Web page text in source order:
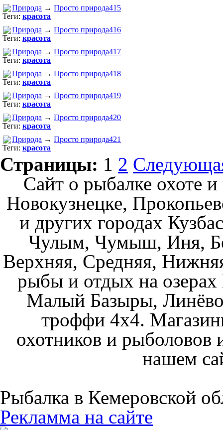
Природа → Просто природа415
Теги: красота
Природа → Просто природа416
Теги: красота
Природа → Просто природа417
Теги: красота
Природа → Просто природа418
Теги: красота
Природа → Просто природа419
Теги: красота
Природа → Просто природа420
Теги: красота
Природа → Просто природа421
Теги: красота
Страницы: 1 2
Сайт о рыбалке охоте
Новокузнецке,
и других городах
Чулым, Чумыш, Иня,
Верхняя, Средняя,
рыбы и отдых на
Малый Базыры,
троффи 4х4.
охотников и рыболовов
нашем
Рыбалка в Кемеровской
Рекламма на сайте